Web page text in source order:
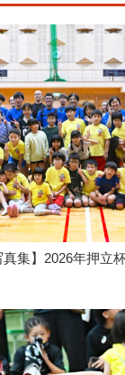
真集】2026年押立